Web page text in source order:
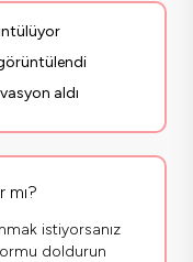
aldı
mı?
istiyorsanız
doldurun